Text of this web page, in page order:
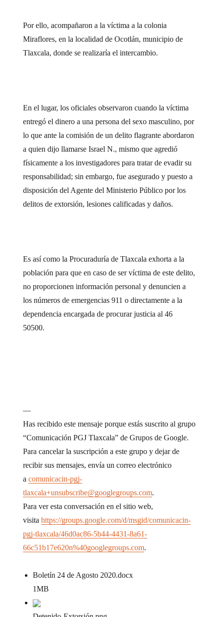
Por ello, acompañaron a la víctima a la colonia
Miraflores, en la localidad de Ocotlán, municipio de
Tlaxcala, donde se realizaría el intercambio.
En el lugar, los oficiales observaron cuando la víctima
entregó el dinero a una persona del sexo masculino, por
lo que ante la comisión de un delito flagrante abordaron
a quien dijo llamarse Israel N., mismo que agredió
físicamente a los investigadores para tratar de evadir su
responsabilidad; sin embargo, fue asegurado y puesto a
disposición del Agente del Ministerio Público por los
delitos de extorsión, lesiones calificadas y daños.
Es así como la Procuraduría de Tlaxcala exhorta a la
población para que en caso de ser víctima de este delito,
no proporcionen información personal y denuncien a
los números de emergencias 911 o directamente a la
dependencia encargada de procurar justicia al 46
50500.
—
Has recibido este mensaje porque estás suscrito al grupo
“Comunicación PGJ Tlaxcala” de Grupos de Google.
Para cancelar la suscripción a este grupo y dejar de
recibir sus mensajes, envía un correo electrónico
acomunicacin-pgj-
tlaxcala+unsubscribe@googlegroups.com.
Para ver esta conversación en el sitio web,
visitahttps://groups.google.com/d/msgid/comunicacin-
pgj-tlaxcala/46d0ac86-5b44-4431-8a61-
66c51b17e620n%40googlegroups.com.
Boletín 24 de Agosto 2020.docx
1MB